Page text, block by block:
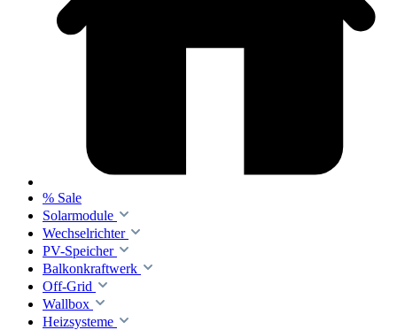
% Sale
Solarmodule
Wechselrichter
PV-Speicher
Balkonkraftwerk
Off-Grid
Wallbox
Heizsysteme